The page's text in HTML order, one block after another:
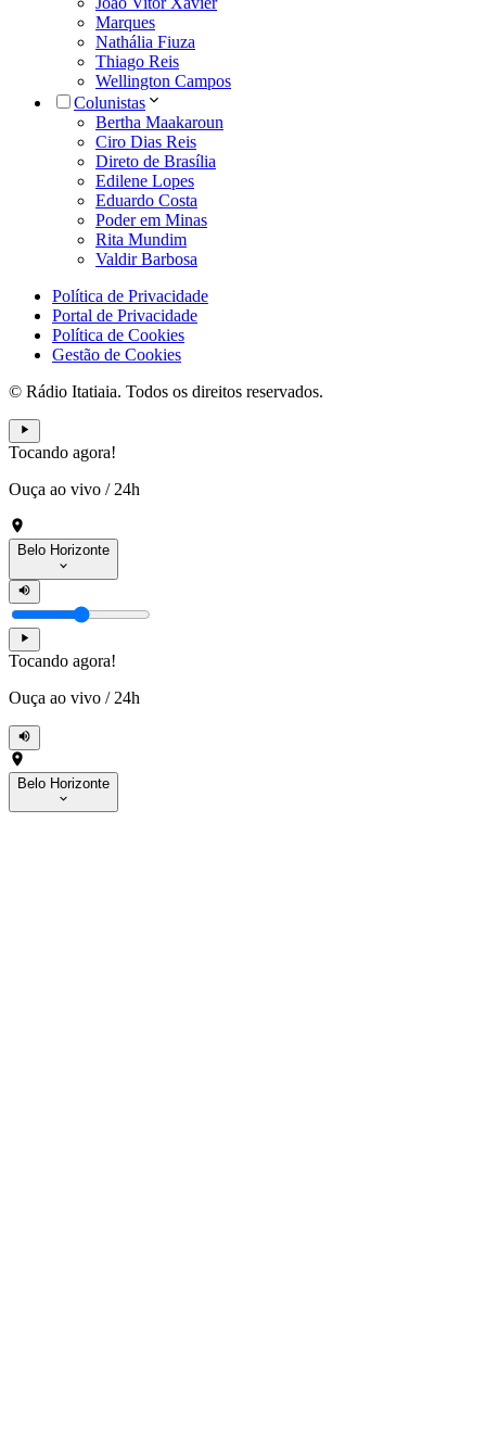
Marques
Nathália Fiuza
Thiago Reis
Wellington Campos
Colunistas
Bertha Maakaroun
Ciro Dias Reis
Direto de Brasília
Edilene Lopes
Eduardo Costa
Poder em Minas
Rita Mundim
Valdir Barbosa
Política de Privacidade
Portal de Privacidade
Política de Cookies
Gestão de Cookies
© Rádio Itatiaia. Todos os direitos reservados.
Tocando agora!
Ouça ao vivo / 24h
Belo Horizonte
Tocando agora!
Ouça ao vivo / 24h
Belo Horizonte